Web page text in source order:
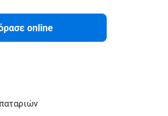
online